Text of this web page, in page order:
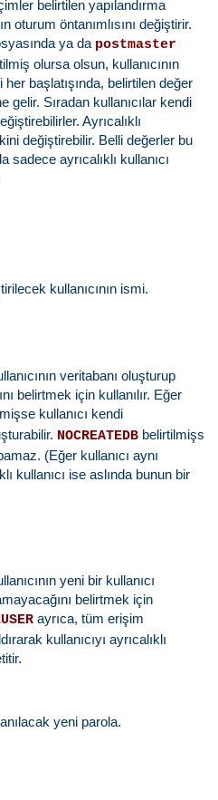
belirtilen yapılandırma
oturum öntanımlısını değiştirir.
ya da postmaster
olursa olsun, kullanıcının
başlatışında, belirtilen değer
gelir. Sıradan kullanıcılar kendi
Ayrıcalıklı
değiştirebilir. Belli değerler bu
ayrıcalıklı kullanıcı
kullanıcının ismi.
veritabanı oluşturup
belirtmek için kullanılır. Eğer
kullanıcı kendi
NOCREATEDB belirtilmişs
(Eğer kullanıcı aynı
kullanıcı ise aslında bunun bir
yeni bir kullanıcı
belirtmek için
ayrıca, tüm erişim
kullanıcıyı ayrıcalıklı
yeni parola.